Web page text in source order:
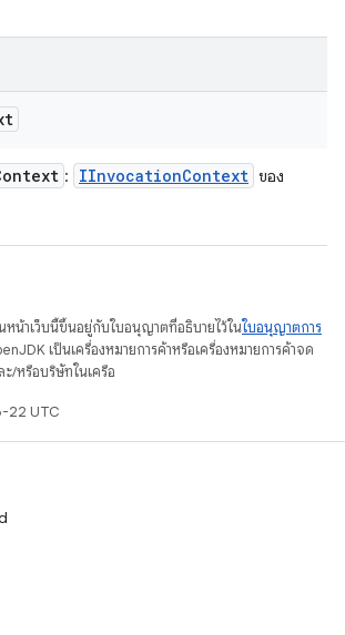
: IInvocationContext ของ
หน้าเว็บนี้ขึ้นอยู่กับใบอนุญาตที่อธิบายไว้ในใบอนุญาตการ
เป็นเครื่องหมายการค้าหรือเครื่องหมายการค้าจด
/หรือบริษัทในเครือ
22 UTC